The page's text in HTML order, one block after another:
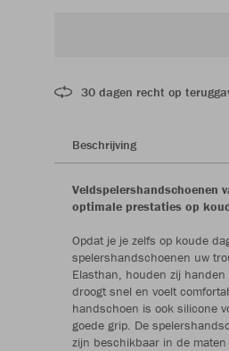
30 dagen recht op
Beschrijving
Veldspelershandschoenen
optimale prestaties op
Opdat je je zelfs op koude
spelershandschoenen uw
Elasthan, houden zij
droogt snel en voelt
handschoen is ook silicone
goede grip. De
zijn beschikbaar in de